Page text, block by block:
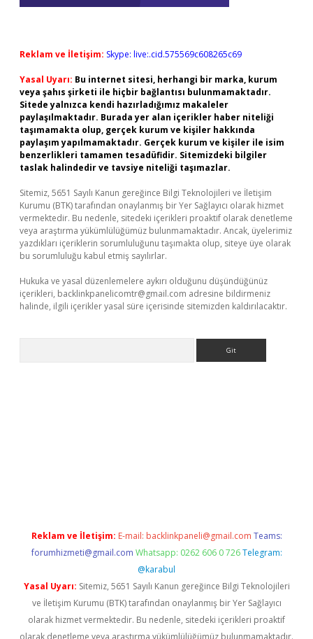
Reklam ve İletişim: Skype: live:.cid.575569c608265c69
Yasal Uyarı: Bu internet sitesi, herhangi bir marka, kurum
veya şahıs şirketi ile hiçbir bağlantısı bulunmamaktadır.
Sitede yalnızca kendi hazırladığımız makaleler
paylaşılmaktadır. Burada yer alan içerikler haber niteliği
taşımamakta olup, gerçek kurum ve kişiler hakkında
paylaşım yapılmamaktadır. Gerçek kurum ve kişiler ile isim
benzerlikleri tamamen tesadüfidir. Sitemizdeki bilgiler
taslak halindedir ve tavsiye niteliği taşımazlar.
Sitemiz, 5651 Sayılı Kanun gereğince Bilgi Teknolojileri ve İletişim
Kurumu (BTK) tarafından onaylanmış bir Yer Sağlayıcı olarak hizmet
vermektedir. Bu nedenle, sitedeki içerikleri proaktif olarak denetleme
veya araştırma yükümlülüğümüz bulunmamaktadır. Ancak, üyelerimiz
yazdıkları içeriklerin sorumluluğunu taşımakta olup, siteye üye olarak
bu sorumluluğu kabul etmiş sayılırlar.
Hukuka ve yasal düzenlemelere aykırı olduğunu düşündüğünüz
içerikleri, backlinkpanelicomtr@gmail.com adresine bildirmeniz
halinde, ilgili içerikler yasal süre içerisinde sitemizden kaldırılacaktır.
Reklam ve İletişim: E-mail: backlinkpaneli@gmail.com Teams:
forumhizmeti@gmail.com Whatsapp: 0262 606 0 726 Telegram:
@karabul
Yasal Uyarı: Sitemiz, 5651 Sayılı Kanun gereğince Bilgi Teknolojileri
ve İletişim Kurumu (BTK) tarafından onaylanmış bir Yer Sağlayıcı
olarak hizmet vermektedir. Bu nedenle, sitedeki içerikleri proaktif
olarak denetleme veya araştırma yükümlülüğümüz bulunmamaktadır.